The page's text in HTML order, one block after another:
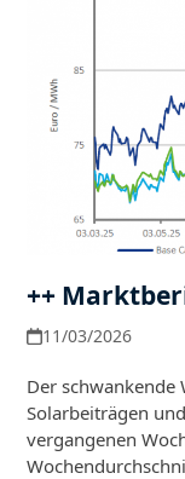
++
11/03/2026
Der
Solarbeiträgen
vergangenen